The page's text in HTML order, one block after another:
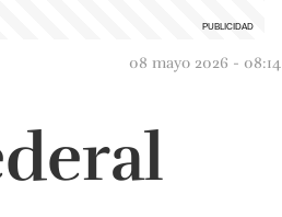
08 mayo 2026 - 08:14